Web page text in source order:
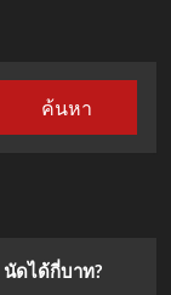
ค้นหา
นัดได้กี่บาท?